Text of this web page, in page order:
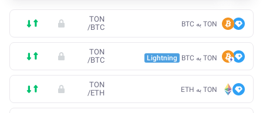
TON به BTC
TON
/BTC
TON به BTC Lightning
TON
/BTC
TON به ETH
TON
/ETH